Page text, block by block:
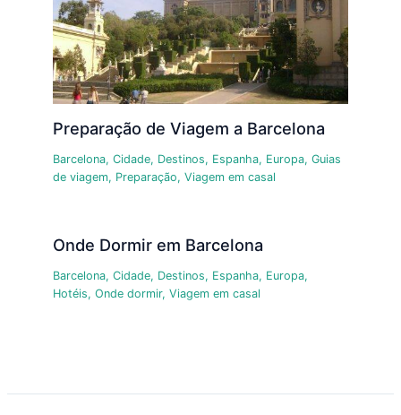
Preparação de Viagem a Barcelona
Barcelona, Cidade, Destinos, Espanha, Europa, Guias
de viagem, Preparação, Viagem em casal
Onde Dormir em Barcelona
Barcelona, Cidade, Destinos, Espanha, Europa,
Hotéis, Onde dormir, Viagem em casal